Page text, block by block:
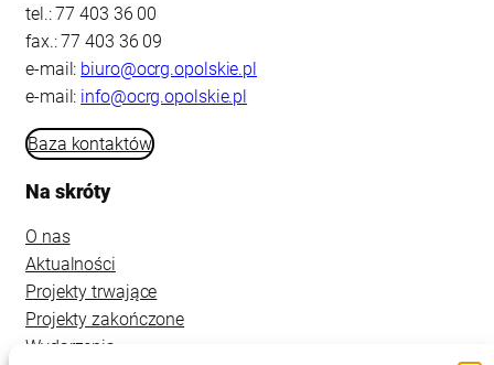
tel.: 77 403 36 00
fax.: 77 403 36 09
e-mail: biuro@ocrg.opolskie.pl
e-mail: info@ocrg.opolskie.pl
Baza kontaktów
Na skróty
O nas
Aktualności
Projekty trwające
Projekty zakończone
Wydarzenia